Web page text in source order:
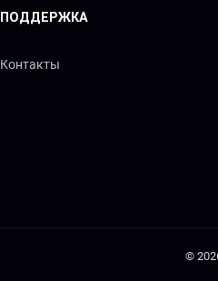
ПОДДЕРЖКА
Контакты
©